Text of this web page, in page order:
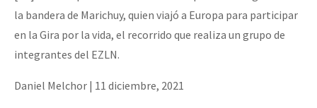
Mundo
EZLN
La Sexta
AutonomÍa y Resistencia
Dia 1: Encontro “Guerra contra a Humanidade”
la bandera de Marichuy, quien viajó a Europa para participar
en la Gira por la vida, el recorrido que realiza un grupo de
integrantes del EZLN.
Daniel Melchor | 11 diciembre, 2021